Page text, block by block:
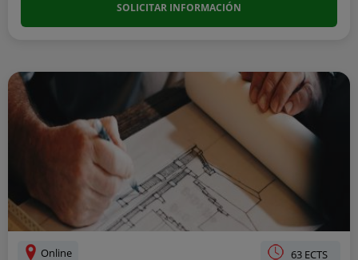
SOLICITAR INFORMACIÓN
Online 63 ECTS